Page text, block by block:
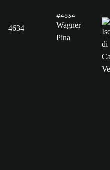
4634
#4634
Wagner
Pina